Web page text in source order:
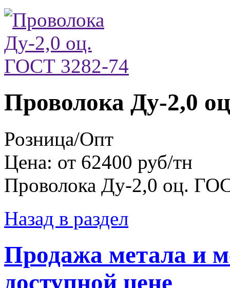
Проволока Ду-2,0
Розница/Опт
Цена: от 62400 руб/тн
Проволока Ду-2,0 оц.
Назад в раздел
Продажа метала и
доступной цене